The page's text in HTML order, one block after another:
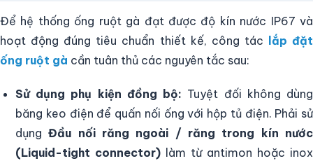
Để hệ thống ống ruột gà đạt được độ kín nước IP67 và
hoạt động đúng tiêu chuẩn thiết kế, công tác
lắp đặt
ống ruột gà cần tuân thủ các nguyên tắc sau:
Sử dụng phụ kiện đồng bộ: Tuyệt đối không dùng
băng keo điện để quấn nối ống với hộp tủ điện. Phải sử
dụngĐầu nối răng ngoài / răng trong kín nước
(Liquid-tight connector) làm từ antimon hoặc inox